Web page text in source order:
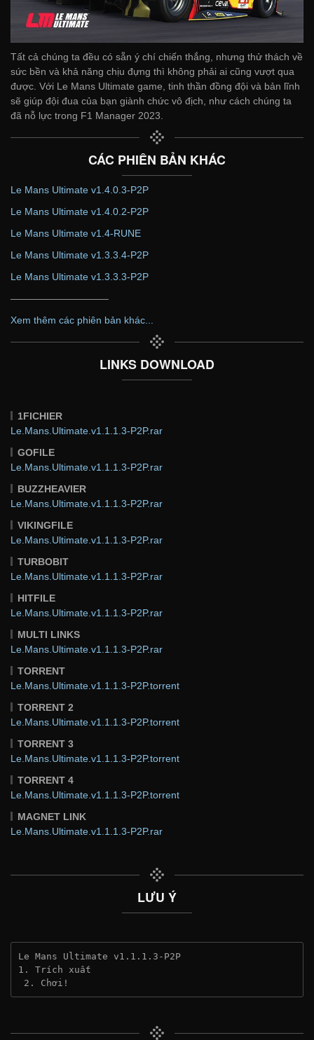
Tất cả chúng ta đều có sẵn ý chí chiến thắng, nhưng thử thách về
sức bền và khả năng chịu đựng thì không phải ai cũng vượt qua
được. Với Le Mans Ultimate game, tinh thần đồng đội và bản lĩnh
sẽ giúp đội đua của bạn giành chức vô địch, như cách chúng ta
đã nỗ lực trong F1 Manager 2023.
CÁC PHIÊN BẢN KHÁC
Le Mans Ultimate v1.4.0.3-P2P
Le Mans Ultimate v1.4.0.2-P2P
Le Mans Ultimate v1.4-RUNE
Le Mans Ultimate v1.3.3.4-P2P
Le Mans Ultimate v1.3.3.3-P2P
——————————
Xem thêm các phiên bản khác...
LINKS DOWNLOAD
1FICHIER
Le.Mans.Ultimate.v1.1.1.3-P2P.rar
GOFILE
Le.Mans.Ultimate.v1.1.1.3-P2P.rar
BUZZHEAVIER
Le.Mans.Ultimate.v1.1.1.3-P2P.rar
VIKINGFILE
Le.Mans.Ultimate.v1.1.1.3-P2P.rar
TURBOBIT
Le.Mans.Ultimate.v1.1.1.3-P2P.rar
HITFILE
Le.Mans.Ultimate.v1.1.1.3-P2P.rar
MULTI LINKS
Le.Mans.Ultimate.v1.1.1.3-P2P.rar
TORRENT
Le.Mans.Ultimate.v1.1.1.3-P2P.torrent
TORRENT 2
Le.Mans.Ultimate.v1.1.1.3-P2P.torrent
TORRENT 3
Le.Mans.Ultimate.v1.1.1.3-P2P.torrent
TORRENT 4
Le.Mans.Ultimate.v1.1.1.3-P2P.torrent
MAGNET LINK
Le.Mans.Ultimate.v1.1.1.3-P2P.rar
LƯU Ý
Le Mans Ultimate v1.1.1.3-P2P
1. Trích xuất
2. Chơi!